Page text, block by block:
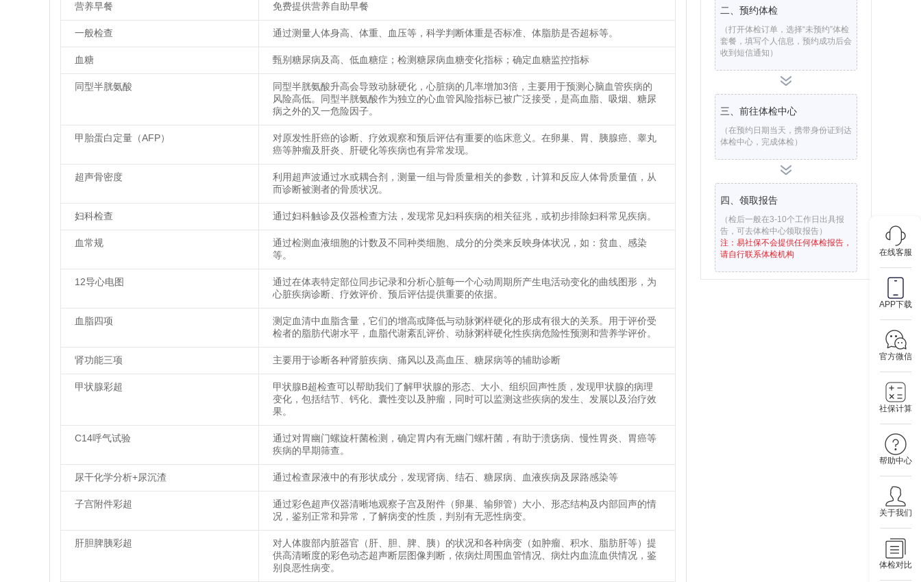
在线客服
APP下载
官方微信
社保计算
帮助中心
关于我们
体检对比
营养早餐 免费提供营养自助早餐
一般检查 通过测量人体身高、体重、血压等，科学判断体重是否标准、体脂肪是否超标等。
血糖 甄别糖尿病及高、低血糖症；检测糖尿病血糖变化指标；确定血糖监控指标
同型半胱氨酸
同型半胱氨酸升高会导致动脉硬化，心脏病的几率增加3倍，主要用于预测心脑血管疾病的
风险高低。同型半胱氨酸作为独立的心血管风险指标已被广泛接受，是高血脂、吸烟、糖尿
病之外的又一危险因子。
甲胎蛋白定量（AFP）
对原发性肝癌的诊断、疗效观察和预后评估有重要的临床意义。在卵巢、胃、胰腺癌、睾丸
癌等肿瘤及肝炎、肝硬化等疾病也有异常发现。
超声骨密度
利用超声波通过水或耦合剂，测量一组与骨质量相关的参数，计算和反应人体骨质量值，从
而诊断被测者的骨质状况。
妇科检查 通过妇科触诊及仪器检查方法，发现常见妇科疾病的相关征兆，或初步排除妇科常见疾病。
血常规
通过检测血液细胞的计数及不同种类细胞、成分的分类来反映身体状况，如：贫血、感染
等。
12导心电图
通过在体表特定部位同步记录和分析心脏每一个心动周期所产生电活动变化的曲线图形，为
心脏疾病诊断、疗效评价、预后评估提供重要的依据。
血脂四项
测定血清中血脂含量，它们的增高或降低与动脉粥样硬化的形成有很大的关系。用于评价受
检者的脂肪代谢水平，血脂代谢紊乱评价、动脉粥样硬化性疾病危险性预测和营养学评价。
肾功能三项 主要用于诊断各种肾脏疾病、痛风以及高血压、糖尿病等的辅助诊断
甲状腺彩超
甲状腺B超检查可以帮助我们了解甲状腺的形态、大小、组织回声性质，发现甲状腺的病理
变化，包括结节、钙化、囊性变以及肿瘤，同时可以监测这些疾病的发生、发展以及治疗效
果。
C14呼气试验
通过对胃幽门螺旋杆菌检测，确定胃内有无幽门螺杆菌，有助于溃疡病、慢性胃炎、胃癌等
疾病的早期筛查。
尿干化学分析+尿沉渣 通过检查尿液中的有形状成分，发现肾病、结石、糖尿病、血液疾病及尿路感染等
子宫附件彩超
通过彩色超声仪器清晰地观察子宫及附件（卵巢、输卵管）大小、形态结构及内部回声的情
况，鉴别正常和异常，了解病变的性质，判别有无恶性病变。
肝胆脾胰彩超
对人体腹部内脏器官（肝、胆、脾、胰）的状况和各种病变（如肿瘤、积水、脂肪肝等）提
供高清晰度的彩色动态超声断层图像判断，依病灶周围血管情况、病灶内血流血供情况，鉴
别良恶性病变。
二、预约体检
（打开体检订单，选择“未预约”体检
套餐，填写个人信息，预约成功后会
收到短信通知）
三、前往体检中心
（在预约日期当天，携带身份证到达
体检中心，完成体检）
四、领取报告
（检后一般在3-10个工作日出具报
告，可去体检中心领取报告）
注：易社保不会提供任何体检报告，
请自行联系体检机构